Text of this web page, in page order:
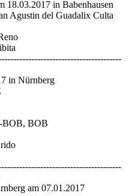
18.03.2017 in Babenhausen
Agustin del Guadalix Culta
in Nürnberg
BOB, BOB
am 07.01.2017